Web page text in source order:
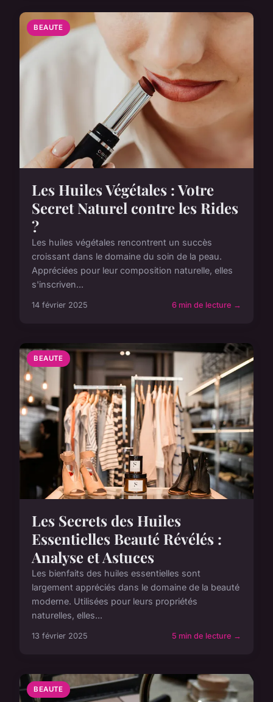
BEAUTE
Les Huiles Végétales : Votre
Secret Naturel contre les Rides
?
Les huiles végétales rencontrent un succès
croissant dans le domaine du soin de la peau.
Appréciées pour leur composition naturelle, elles
s'inscriven...
14 février 2025 6 min de lecture →
BEAUTE
Les Secrets des Huiles
Essentielles Beauté Révélés :
Analyse et Astuces
Les bienfaits des huiles essentielles sont
largement appréciés dans le domaine de la beauté
moderne. Utilisées pour leurs propriétés
naturelles, elles...
13 février 2025 5 min de lecture →
BEAUTE